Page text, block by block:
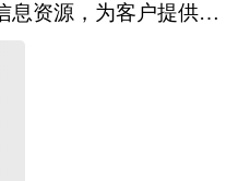
计局、国家商务部、国
业信息中心、中国经济
究网、全国及海外多种
及专业研究单位等公布
息资源，为客户提供深
以专业的研究方法帮助
，发现投资价值和投资
管理和运营能力。维生
业投资之前，对维生素
调查、研究、分析，评